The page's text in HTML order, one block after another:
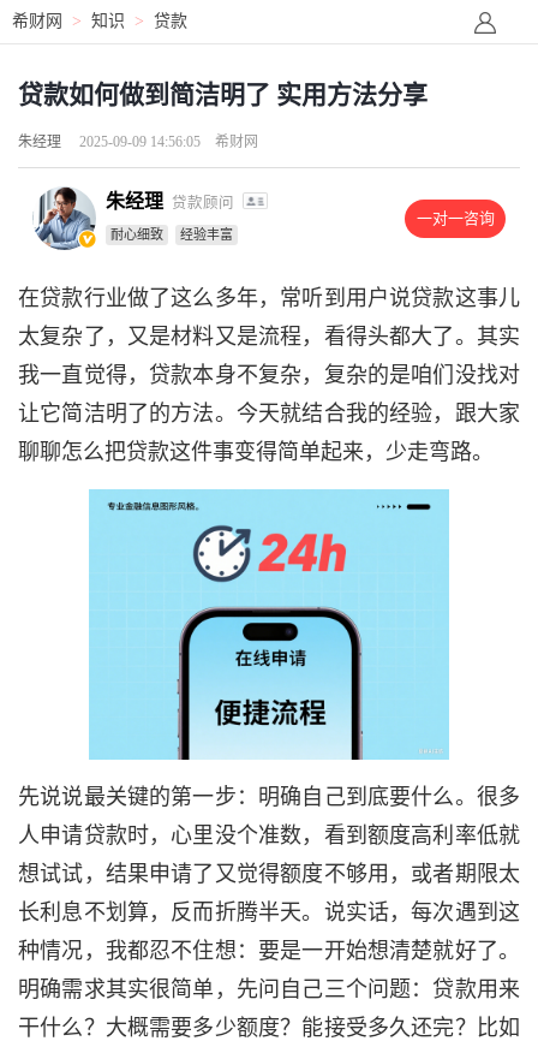
希财网 > 知识 > 贷款
贷款如何做到简洁明了 实用方法分享
朱经理 2025-09-09 14:56:05 希财网
朱经理 贷款顾问
耐心细致 经验丰富
一对一咨询
在贷款行业做了这么多年，常听到用户说贷款这事儿
太复杂了，又是材料又是流程，看得头都大了。其实
我一直觉得，贷款本身不复杂，复杂的是咱们没找对
让它简洁明了的方法。今天就结合我的经验，跟大家
聊聊怎么把贷款这件事变得简单起来，少走弯路。
先说说最关键的第一步：明确自己到底要什么。很多
人申请贷款时，心里没个准数，看到额度高利率低就
想试试，结果申请了又觉得额度不够用，或者期限太
长利息不划算，反而折腾半天。说实话，每次遇到这
种情况，我都忍不住想：要是一开始想清楚就好了。
明确需求其实很简单，先问自己三个问题：贷款用来
干什么？大概需要多少额度？能接受多久还完？比如